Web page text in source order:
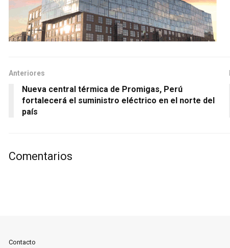
Anteriores
Nueva central térmica de Promigas, Perú
fortalecerá el suministro eléctrico en el norte del
país
Comentarios
Contacto